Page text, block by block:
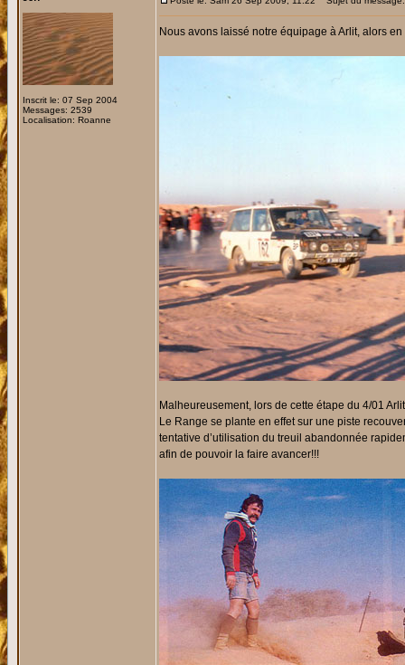
Inscrit le: 07 Sep 2004
Messages: 2539
Localisation: Roanne
Nous avons laissé notre équipage à Arlit, alors
Malheureusement, lors de cette étape du 4/01
Le Range se plante en effet sur une piste
tentative d’utilisation du treuil abandonnée
afin de pouvoir la faire avancer!!!